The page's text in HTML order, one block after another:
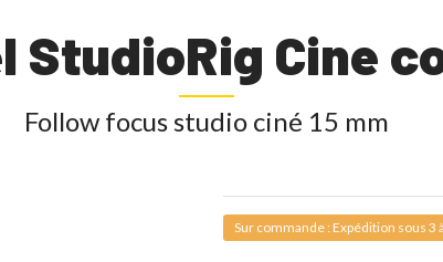
StudioRig Cine
Follow focus studio ciné 15 mm
Sur commande : Expédition sous 3